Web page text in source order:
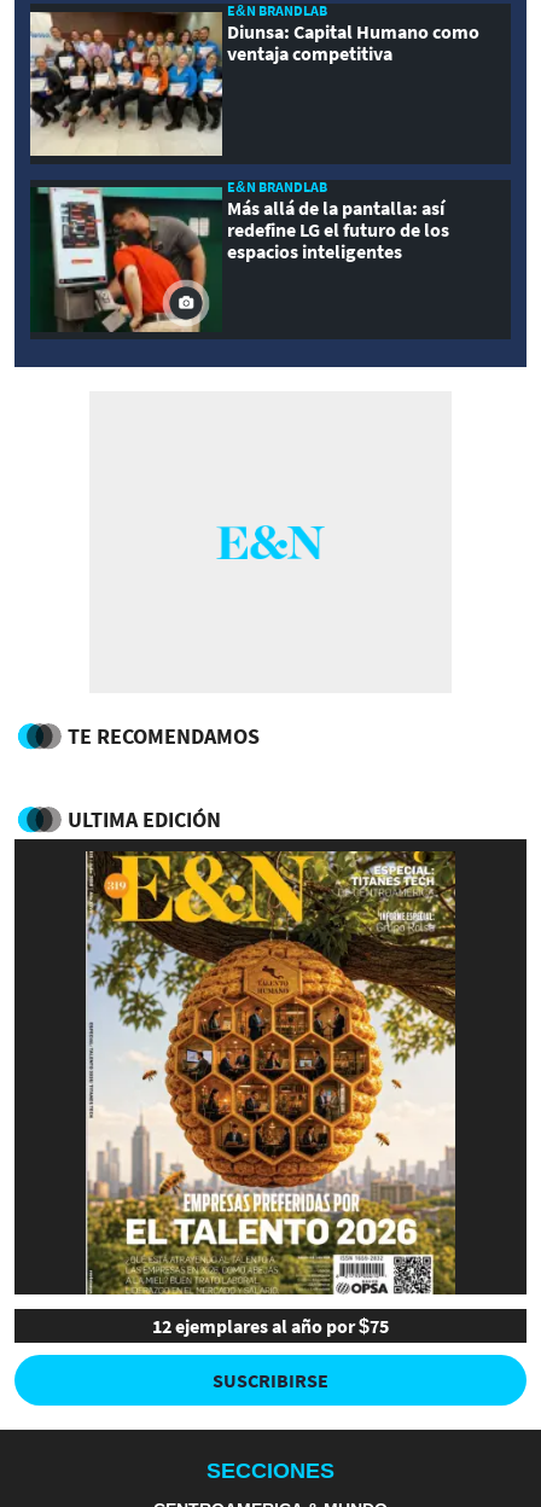
E&N BRANDLAB
Diunsa: Capital Humano como
ventaja competitiva
E&N BRANDLAB
Más allá de la pantalla: así
redefine LG el futuro de los
espacios inteligentes
TE RECOMENDAMOS
ULTIMA EDICIÓN
12 ejemplares al año por $75
SUSCRIBIRSE
SECCIONES